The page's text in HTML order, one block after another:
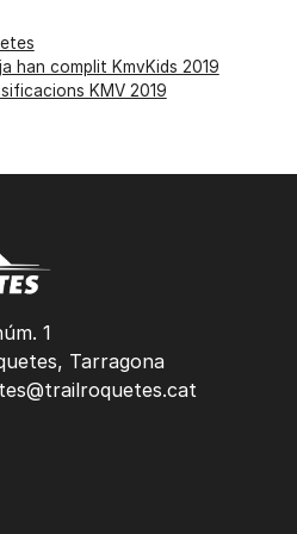
han complit KmvKids 2019
KMV 2019
1
Tarragona